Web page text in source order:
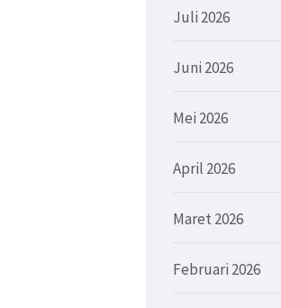
Juli 2026
Juni 2026
Mei 2026
April 2026
Maret 2026
Februari 2026